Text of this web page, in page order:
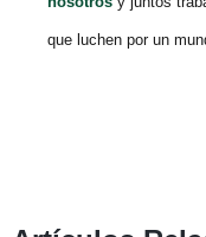
que luchen por un